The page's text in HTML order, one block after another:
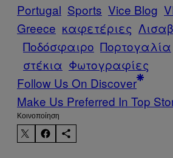
Portugal Sports Vice Blog
Greece καφετέριες
Ποδόσφαιρο Πορτογαλία
στέκια Φωτογραφίες
Follow Us On Discover
Make Us Preferred In Top
Kοινοποίηση